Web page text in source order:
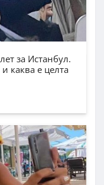
за Истанбул.
каква е целта